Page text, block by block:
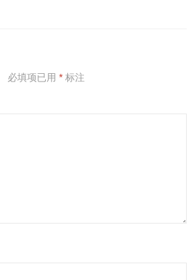
必填项已用 *标注